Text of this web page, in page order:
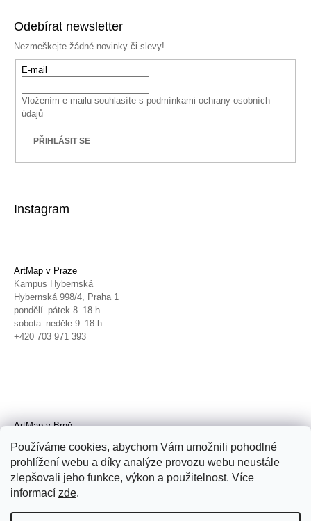
Používáme cookies, abychom Vám umožnili pohodlné
prohlížení webu a díky analýze provozu webu neustále
zlepšovali jeho funkce, výkon a použitelnost. Více
informací zde.
Odebírat newsletter
Nezmeškejte žádné novinky či slevy!
E-mail
Vložením e-mailu souhlasíte s podmínkami ochrany osobních
údajů
PŘIHLÁSIT SE
Instagram
ArtMap v Praze
Kampus Hybernská
Hybernská 998/4, Praha 1
pondělí–pátek 8–18 h
sobota–neděle 9–18 h
+420 703 971 393
ArtMap v Brně
Radnická 4, Brno
úterý–pátek 11–19 h
sobota 14–19 h
+420 702 152 298